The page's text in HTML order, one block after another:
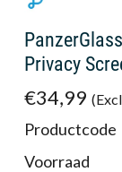
Privacy
€34,99
Productcode
Voorraad